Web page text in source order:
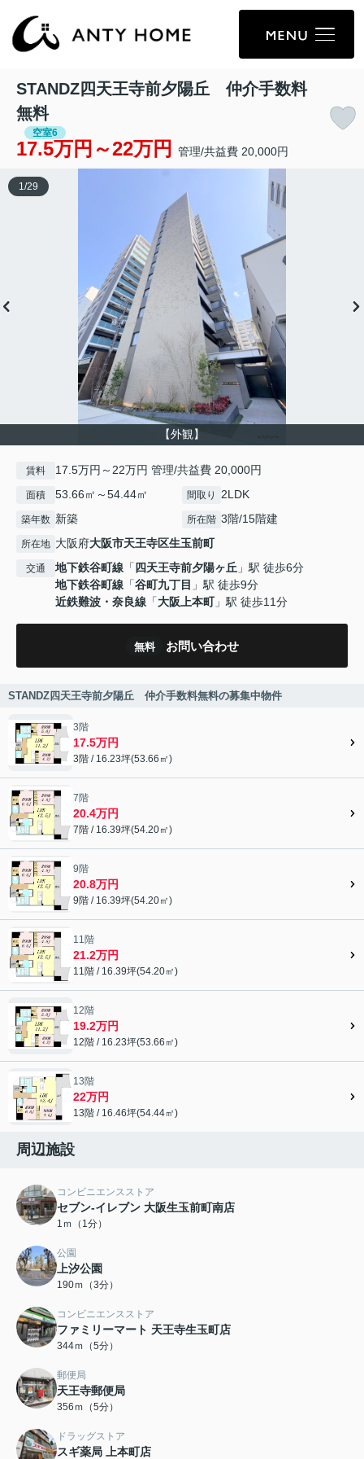
STANDZ四天王寺前夕陽丘 仲介手数料
無料
空室6
17.5万円～22万円 管理/共益費 20,000円
【外観】
1 /29
賃料 17.5万円～22万円 管理/共益費 20,000円
面積 53.66㎡～54.44㎡ 間取り 2LDK
築年数 新築 所在階 3階/15階建
所在地 大阪府大阪市天王寺区生玉前町
交通 地下鉄谷町線 「 四天王寺前夕陽ヶ丘 」駅 徒歩6分
地下鉄谷町線 「谷町九丁目 」駅 徒歩9分
近鉄難波・奈良線 「大阪上本町」駅 徒歩11分
無料 お問い合わせ
STANDZ四天王寺前夕陽丘 仲介手数料無料の募集中物件
3階
17.5万円
3階 / 16.23坪(53.66㎡)
7階
20.4万円
7階 / 16.39坪(54.20㎡)
9階
20.8万円
9階 / 16.39坪(54.20㎡)
11階
21.2万円
11階 / 16.39坪(54.20㎡)
12階
19.2万円
12階 / 16.23坪(53.66㎡)
13階
22万円
13階 / 16.46坪(54.44㎡)
周辺施設
コンビニエンスストア
セブン-イレブン 大阪生玉前町南店
1ｍ（1分）
公園
上汐公園
190ｍ（3分）
コンビニエンスストア
ファミリーマート 天王寺生玉町店
344ｍ（5分）
郵便局
天王寺郵便局
356ｍ（5分）
ドラッグストア
スギ薬局 上本町店